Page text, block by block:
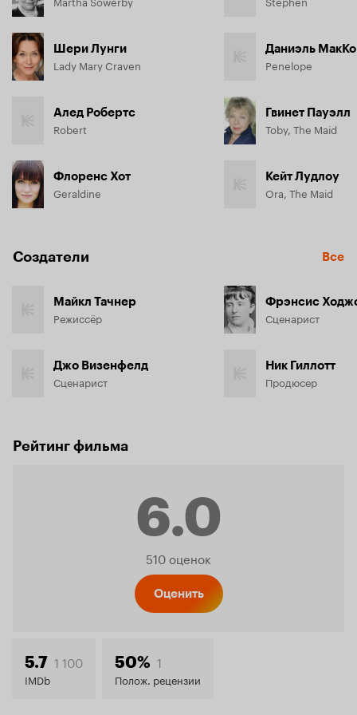
Шери Лунги
Lady Mary Craven
Алед Робертс
Robert
Флоренс Хот
Geraldine
Даниэль
Penelope
Гвинет Пауэлл
Toby, The Maid
Кейт Лудлоу
Ora, The Maid
Создатели Все
Майкл Тачнер
Режиссёр
Джо Визенфелд
Сценарист
Сценарист
Ник Гиллотт
Продюсер
Рейтинг фильма
6.0
Рейтинг
6.0
510 оценок
Оценить
5.7 1 100
IMDb
50% 1
Полож. рецензии